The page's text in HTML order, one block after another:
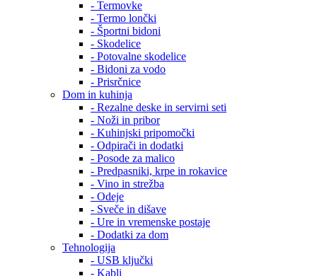
- Termovke
- Termo lončki
- Športni bidoni
- Skodelice
- Potovalne skodelice
- Bidoni za vodo
- Prisrčnice
Dom in kuhinja
- Rezalne deske in servirni seti
- Noži in pribor
- Kuhinjski pripomočki
- Odpirači in dodatki
- Posode za malico
- Predpasniki, krpe in rokavice
- Vino in strežba
- Odeje
- Sveče in dišave
- Ure in vremenske postaje
- Dodatki za dom
Tehnologija
- USB ključki
- Kabli